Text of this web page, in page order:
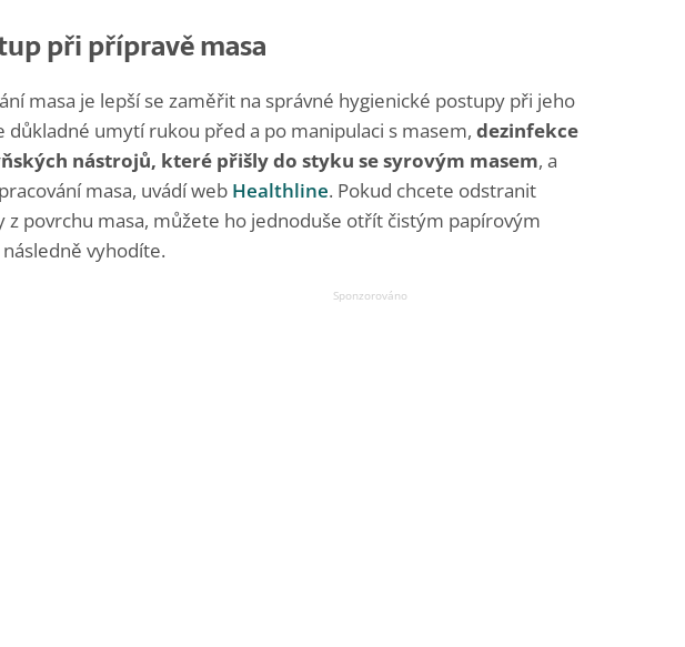
při přípravě masa
masa je lepší se zaměřit na správné hygienické postupy při jeho
důkladné umytí rukou před a po manipulaci s masem, dezinfekce
nástrojů, které přišly do styku se syrovým masem, a
masa, uvádí web Healthline. Pokud chcete odstranit
z povrchu masa, můžete ho jednoduše otřít čistým papírovým
vyhodíte.